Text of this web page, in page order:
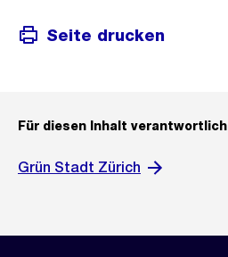
Seite drucken
Für diesen Inhalt verantwortlich
Grün Stadt Zürich